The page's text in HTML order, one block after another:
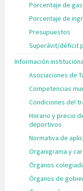
Porcentaje de
Porcentaje de
Presupuestos
Superávit/déficit
Información
Asociaciones de
Competencias
Condiciones del
Horario y precio
deportivos
Normativa de
Organigrama y
Órganos
Órganos de